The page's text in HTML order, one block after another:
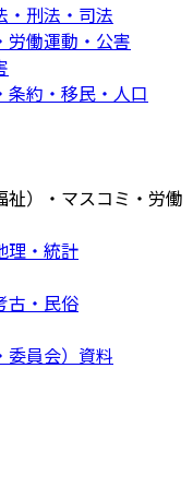
・刑法・司法
労働運動・公害
条約・移民・人口
）・マスコミ・労働
理・統計
古・民俗
委員会）資料